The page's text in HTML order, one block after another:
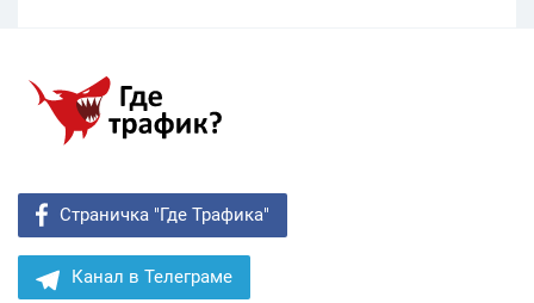
Страничка "Где Трафика"
Канал в Телеграме